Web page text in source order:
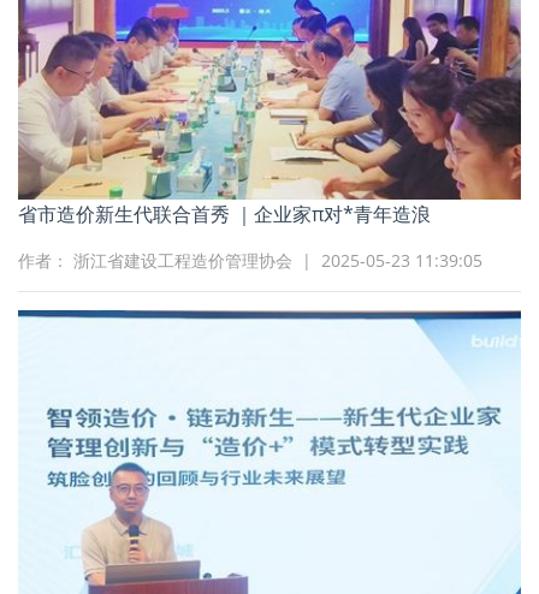
省市造价新生代联合首秀 ｜企业家π对*青年造浪
作者： 浙江省建设工程造价管理协会 | 2025-05-23 11:39:05